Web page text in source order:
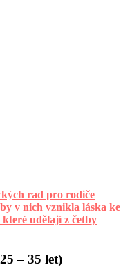
rad pro rodiče
v nich vznikla láska ke
udělají z četby
– 35 let)